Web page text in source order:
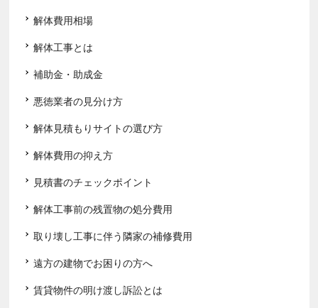
解体費用相場
解体工事とは
補助金・助成金
悪徳業者の見分け方
解体見積もりサイトの選び方
解体費用の抑え方
見積書のチェックポイント
解体工事前の残置物の処分費用
取り壊し工事に伴う隣家の補修費用
遠方の建物でお困りの方へ
賃貸物件の明け渡し訴訟とは